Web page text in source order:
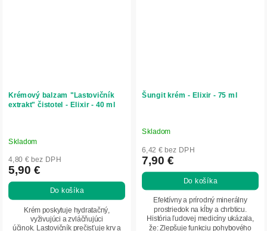
Krémový balzam "Lastovičník
extrakt" čistotel - Elixir - 40 ml
Skladom
4,80 € bez DPH
5,90 €
Do košíka
Krém poskytuje hydratačný,
vyživujúci a zvláčňujúci
účinok. Lastovičník prečisťuje krv a
Šungit krém - Elixir - 75 ml
Priemerné
hodnotenie
produktu
je
4,8
hviezdičiek.
Skladom
6,42 € bez DPH
7,90 €
Do košíka
Efektívny a prírodný minerálny
prostriedok na kĺby a chrbticu.
História ľudovej medicíny ukázala,
že: Zlepšuje funkciu pohybového